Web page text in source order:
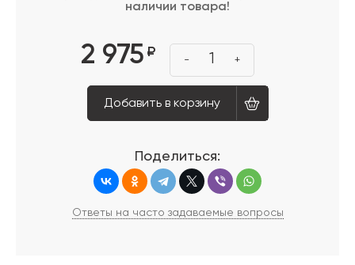
наличии товара!
2 975 ₽
- 1 +
Добавить в корзину
Поделиться:
Ответы на часто задаваемые вопросы